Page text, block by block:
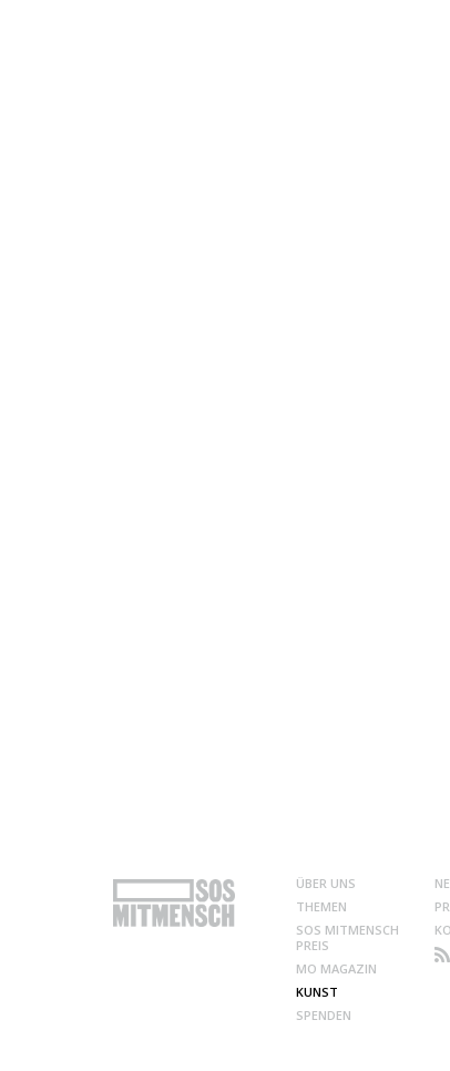
ÜBER UNS
THEMEN
SOS MITMENSCH
PREIS
MO MAGAZIN
KUNST
SPENDEN